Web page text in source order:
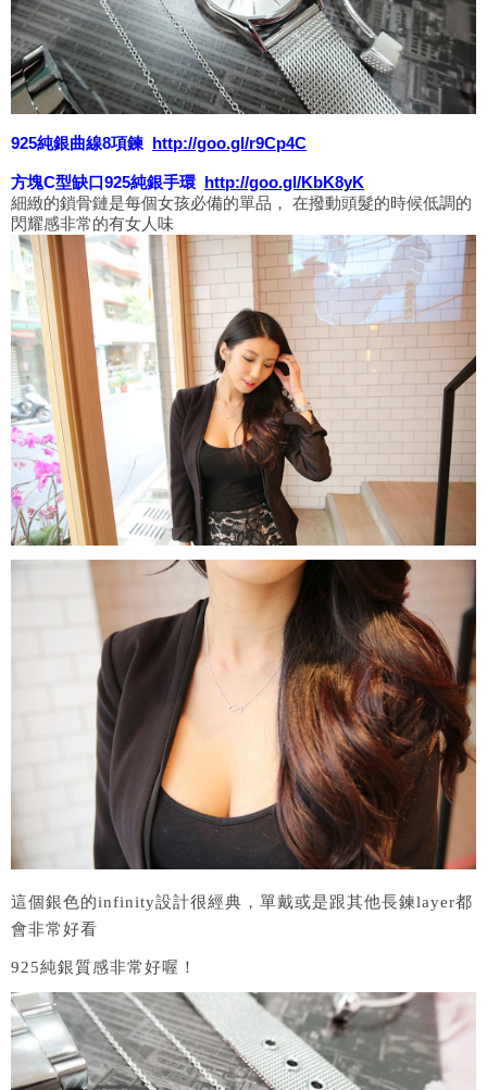
925純銀曲線8項鍊 http://goo.gl/r9Cp4C
方塊C型缺口925純銀手環 http://goo.gl/KbK8yK
細緻的鎖骨鏈是每個女孩必備的單品， 在撥動頭髮的時候低調的
閃耀感非常的有女人味
這個銀色的infinity設計很經典，單戴或是跟其他長鍊layer都
會非常好看
925純銀質感非常好喔！